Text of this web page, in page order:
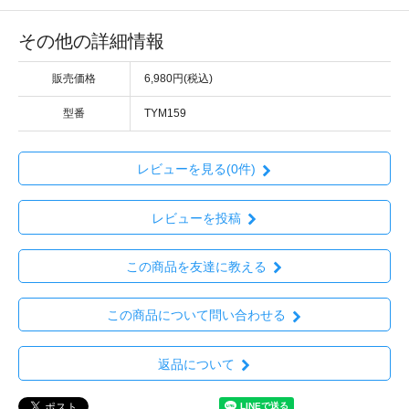
その他の詳細情報
販売価格 6,980円(税込)
型番 TYM159
レビューを見る(0件)
レビューを投稿
この商品を友達に教える
この商品について問い合わせる
返品について